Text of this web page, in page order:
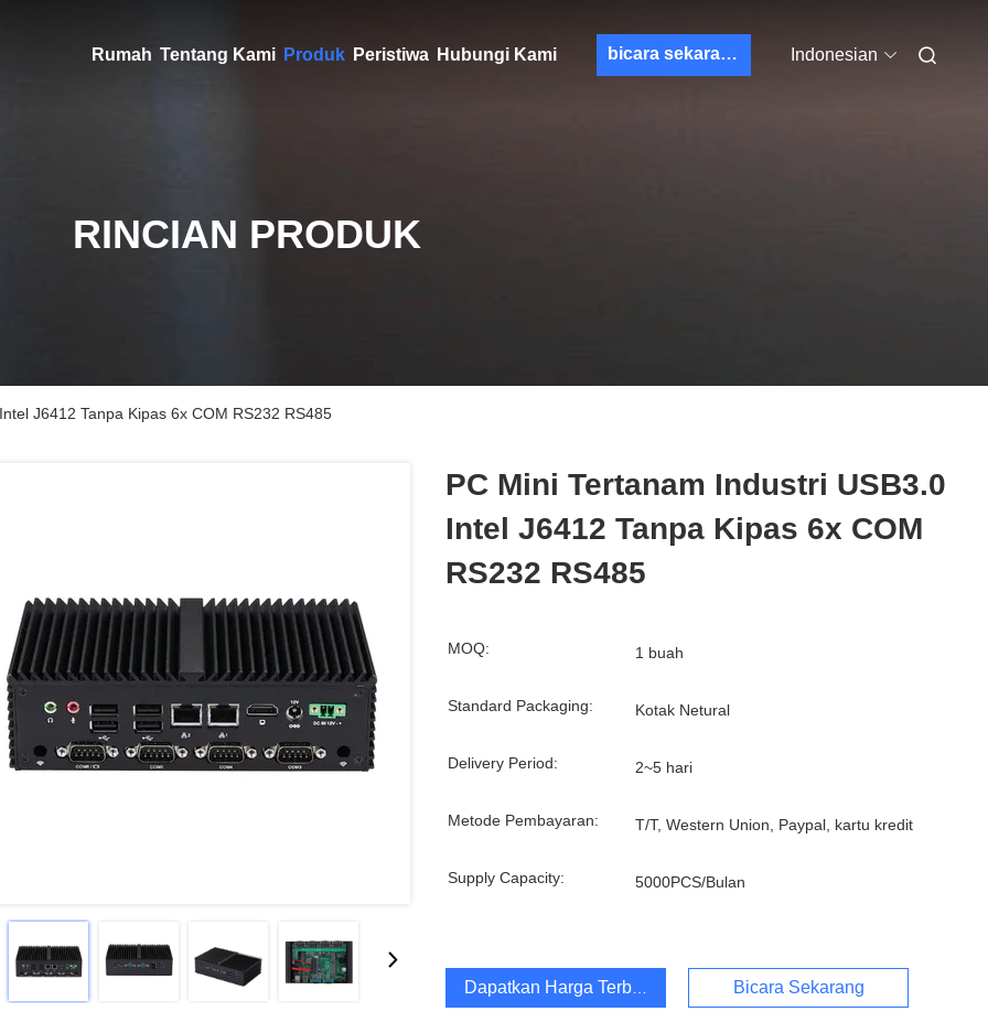
Rumah Tentang Kami Produk Peristiwa Hubungi Kami bicara sekarang Indonesian
RINCIAN PRODUK
J6412 Tanpa Kipas 6x COM RS232 RS485
PC Mini Tertanam Industri USB3.0
Intel J6412 Tanpa Kipas 6x COM
RS232 RS485
MOQ: 1 buah
Standard Packaging: Kotak Netural
Delivery Period: 2~5 hari
Metode Pembayaran: T/T, Western Union, Paypal, kartu kredit
Supply Capacity: 5000PCS/Bulan
Dapatkan Harga Terbaik Bicara Sekarang